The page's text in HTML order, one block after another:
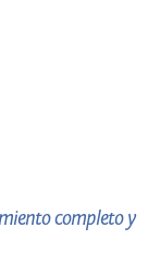
completo y